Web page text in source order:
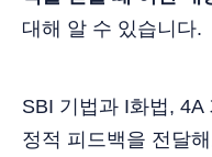
대해 알 수 있습니다.
SBI 기법과 I화법, 4A
정적 피드백을 전달